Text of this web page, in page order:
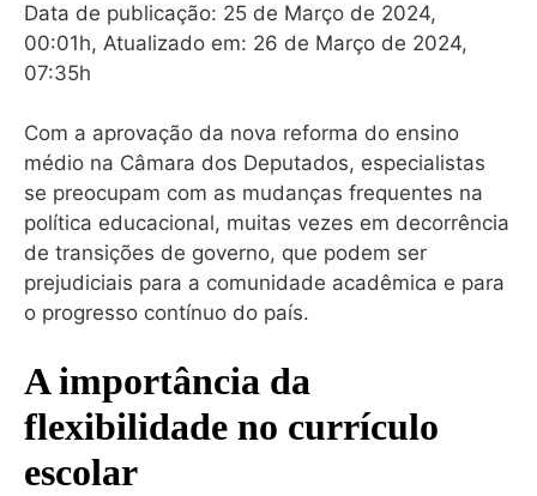
Data de publicação: 25 de Março de 2024,
00:01h, Atualizado em: 26 de Março de 2024,
07:35h
Com a aprovação da nova reforma do ensino
médio na Câmara dos Deputados, especialistas
se preocupam com as mudanças frequentes na
política educacional, muitas vezes em decorrência
de transições de governo, que podem ser
prejudiciais para a comunidade acadêmica e para
o progresso contínuo do país.
A importância da
flexibilidade no currículo
escolar